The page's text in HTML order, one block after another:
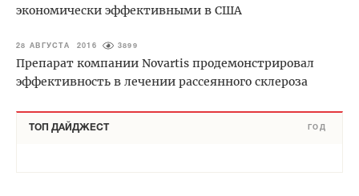
экономически эффективными в США
28 АВГУСТА 2016 3899
Препарат компании Novartis продемонстрировал
эффективность в лечении рассеянного склероза
ТОП ДАЙДЖЕСТ ГОД